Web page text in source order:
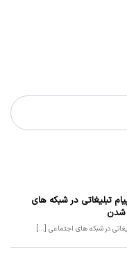
تبلیغاتی در شبکه های
شدن
در شبکه های اجتماعی [...]